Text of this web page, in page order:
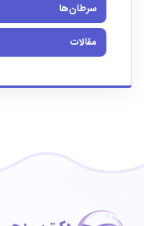
سرطان‌ها
مقالات